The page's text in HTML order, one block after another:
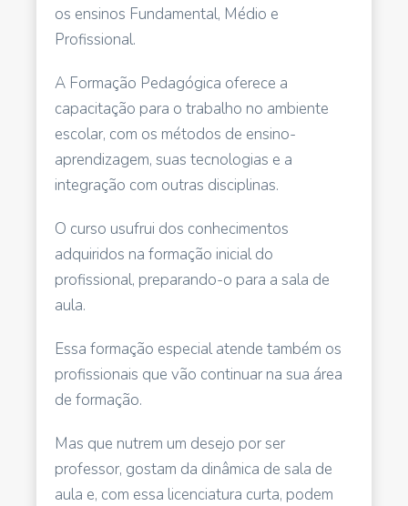
os ensinos Fundamental, Médio e
Profissional.
A Formação Pedagógica oferece a
capacitação para o trabalho no ambiente
escolar, com os métodos de ensino-
aprendizagem, suas tecnologias e a
integração com outras disciplinas.
O curso usufrui dos conhecimentos
adquiridos na formação inicial do
profissional, preparando-o para a sala de
aula.
Essa formação especial atende também os
profissionais que vão continuar na sua área
de formação.
Mas que nutrem um desejo por ser
professor, gostam da dinâmica de sala de
aula e, com essa licenciatura curta, podem